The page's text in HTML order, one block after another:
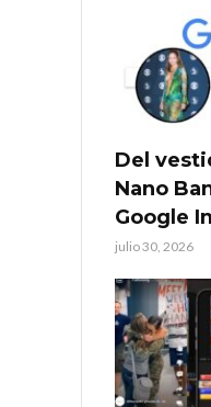
Del
Nano
Google
julio 30, 2026